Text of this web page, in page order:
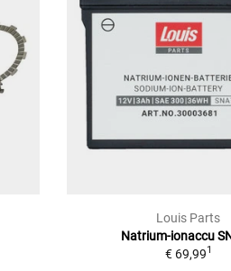
Louis Parts
Natrium-ionaccu
€ 69,991